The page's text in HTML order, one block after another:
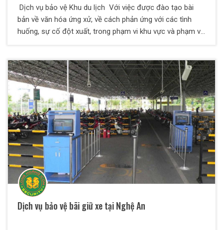
Dịch vụ bảo vệ Khu du lịch Với việc được đào tạo bài
bản về văn hóa ứng xử, về cách phản ứng với các tình
huống, sự cố đột xuất, trong phạm vi khu vực và phạm vi
bảo vệ khác. Các nhân viên của bảo vệ Thiên Long Hoàng
có kinh nghiệm xử lý ùn tắc giao thông, các tình trạng
chen lấn, trộm cắp, móc túi, la hét, say xỉn và phá hoại tài
sản và đuối nước...
Dịch vụ bảo vệ bãi giữ xe tại Nghệ An